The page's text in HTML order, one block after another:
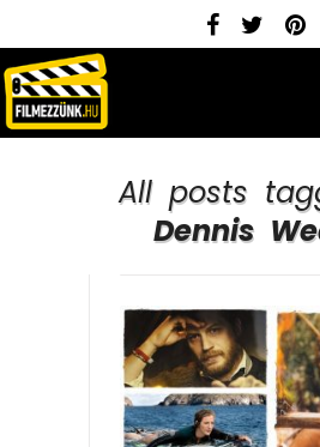
All posts
Dennis